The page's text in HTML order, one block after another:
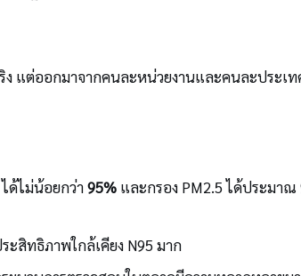
แต่ออกมาจากคนละหน่วยงานและคนละประเ
ด้ไม่น้อยกว่า95%และกรอง PM2.5 ได้ประมาณ
ะสิทธิภาพใกล้เคียง N95 มาก